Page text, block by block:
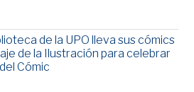
de la UPO lleva sus cómics
de la Ilustración para celebrar
Cómic